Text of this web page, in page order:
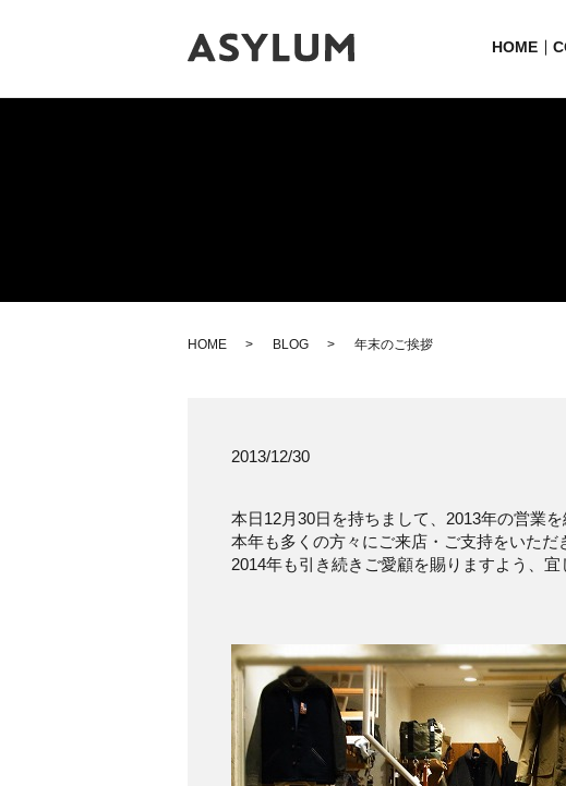
HOME
HOME BLOG 年末のご挨拶
2013/12/30
本日12月30日を持ちまして、2013年の営業を
本年も多くの方々にご来店・ご支持をいただ
2014年も引き続きご愛顧を賜りますよう、宜
ASYLUM